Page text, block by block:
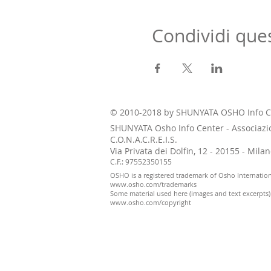
Condividi
© 2010-2018 by SHUNYATA OSHO Info
SHUNYATA Osho Info Center -
C.O.N.A.C.R.E.I.S.
Via Privata dei Dolfin, 12 - 20155 -
C.F.: 97552350155
OSHO is a registered trademark of Osho
www.osho.com/trademarks
Some material used here (images and text
www.osho.com/copyright